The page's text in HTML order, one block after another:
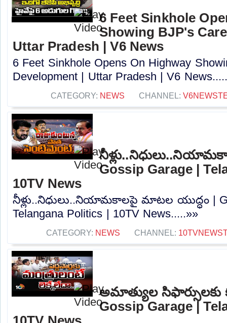
6 Feet Sinkhole
Showing BJP's
Uttar Pradesh | V6 News
6 Feet Sinkhole Opens On Highway
Development | Uttar Pradesh | V6
CATEGORY: NEWS CHANNEL:
Gossip Garage |
10TV News
నీళ్లు..నిధులు..నియామకాలపై మాటల యుద్ధం |
Telangana Politics | 10TV News.....»»
CATEGORY: NEWS CHANNEL:
అమాత్యుల సిఫార్సులకు
Gossip Garage |